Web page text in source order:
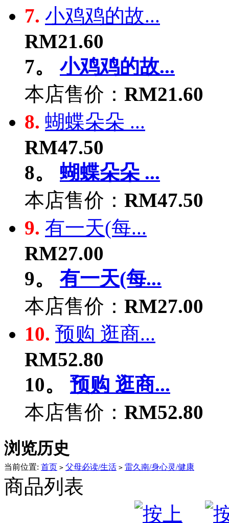
7. 小鸡鸡的故...
RM21.60
7。
小鸡鸡的故...
本店售价： RM21.60
8. 蝴蝶朵朵 ...
RM47.50
8。
蝴蝶朵朵 ...
本店售价： RM47.50
9. 有一天(每...
RM27.00
9。
有一天(每...
本店售价： RM27.00
10. 预购 逛商...
RM52.80
10。
预购 逛商...
本店售价： RM52.80
浏览历史
当前位置: 首页 > 父母必读/生活 > 雷久南/身心灵/健康
商品列表